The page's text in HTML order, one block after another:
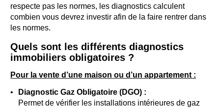
respecte pas les normes, les diagnostics calculent
combien vous devrez investir afin de la faire rentrer dans
les normes.
Quels sont les différents diagnostics
immobiliers obligatoires ?
Pour la vente d’une maison ou d’un appartement :
Diagnostic Gaz Obligatoire (DGO) :
Permet de vérifier les installations intérieures de gaz